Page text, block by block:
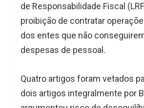
de Responsabilidade Fiscal
proibição de contratar
dos entes que não
despesas de pessoal.
Quatro artigos foram vetados
dois artigos integralmente por